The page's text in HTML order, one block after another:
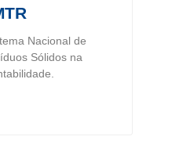
Nacional de
Sólidos na